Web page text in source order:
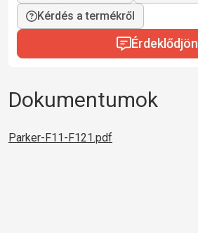
Kérdés a termékről
Érdeklődjön
Dokumentumok
Parker-F11-F121.pdf